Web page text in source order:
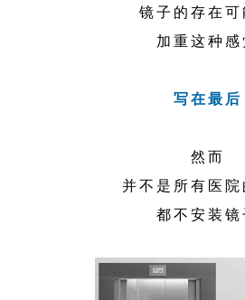
镜子的存在可
加重这种感
写在最后
然而
并不是所有医
都不安装镜